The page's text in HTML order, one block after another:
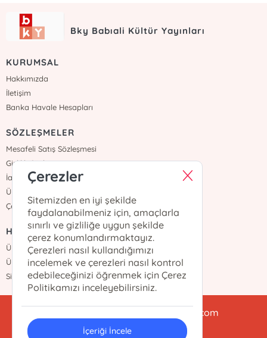
Bky Babıali Kültür Yayınları
KURUMSAL
Hakkımızda
İletişim
Banka Havale Hesapları
SÖZLEŞMELER
Mesafeli Satış Sözleşmesi
Gizlilik Sözleşmesi
İade ve Teslimat
Üyelik Sözleşmesi
Çerez Politikası
HIZLI ERİŞİM
Üye Ol
Üye Girişi
Sipariş Takip
babialikulturyayinlari@gmail.com
0212 438 47 78
Çerezler
Sitemizden en iyi şekilde
faydalanabilmeniz için, amaçlarla
sınırlı ve gizliliğe uygun şekilde
çerez konumlandırmaktayız.
Çerezleri nasıl kullandığımızı
incelemek ve çerezleri nasıl kontrol
edebileceğinizi öğrenmek için Çerez
Politikamızı inceleyebilirsiniz.
İçeriği İncele